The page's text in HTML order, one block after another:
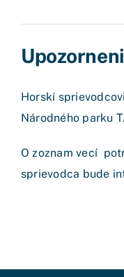
Horskí
Národného parku
O zoznam vecí
sprievodca bude